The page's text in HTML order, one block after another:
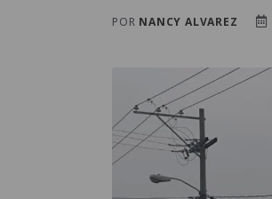
POR NANCY ALVAREZ